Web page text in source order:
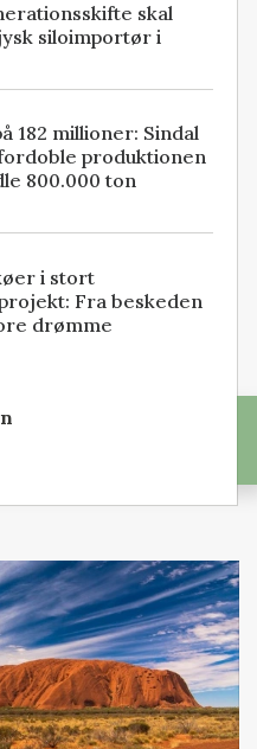
skal
siloimportør i
182 millioner: Sindal
produktionen
800.000 ton
i stort
Fra beskeden
drømme